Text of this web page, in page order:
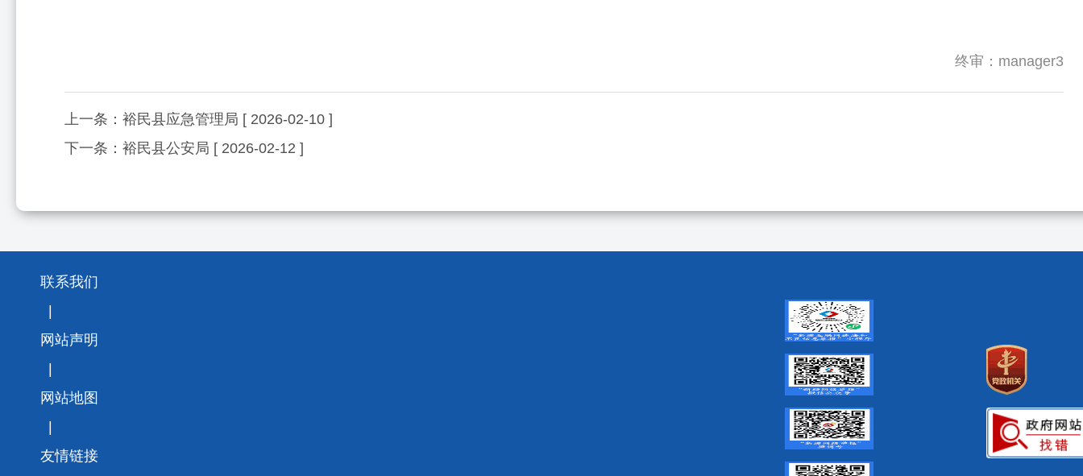
终审：manager3
上一条： 裕民县应急管理局 [ 2026-02-10 ]
下一条： 裕民县公安局 [ 2026-02-12 ]
联系我们
|
网站声明
|
网站地图
|
友情链接